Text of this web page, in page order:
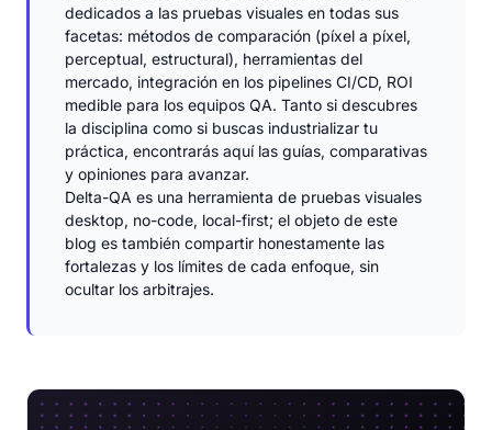
dedicados a las pruebas visuales en todas sus
facetas: métodos de comparación (píxel a píxel,
perceptual, estructural), herramientas del
mercado, integración en los pipelines CI/CD, ROI
medible para los equipos QA. Tanto si descubres
la disciplina como si buscas industrializar tu
práctica, encontrarás aquí las guías, comparativas
y opiniones para avanzar.
Delta-QA es una herramienta de pruebas visuales
desktop, no-code, local-first; el objeto de este
blog es también compartir honestamente las
fortalezas y los límites de cada enfoque, sin
ocultar los arbitrajes.